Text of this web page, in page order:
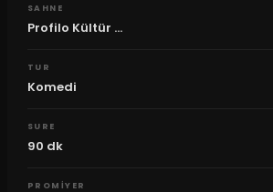
SAHNE
Profilo Kültür ...
TUR
Komedi
SURE
90 dk
PROMIYER